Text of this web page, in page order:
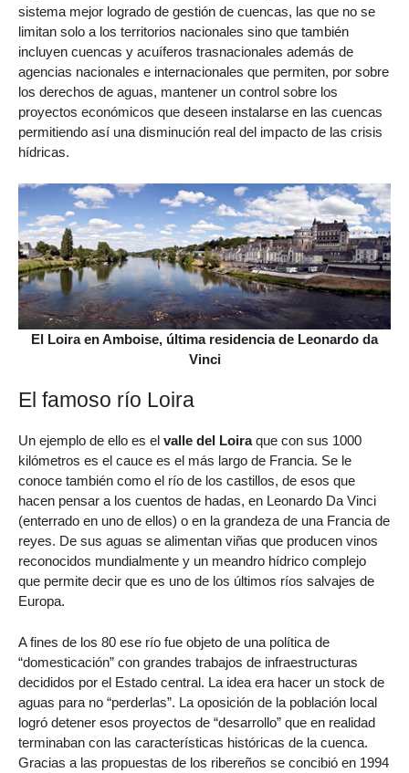
sistema mejor logrado de gestión de cuencas, las que no se
limitan solo a los territorios nacionales sino que también
incluyen cuencas y acuíferos trasnacionales además de
agencias nacionales e internacionales que permiten, por sobre
los derechos de aguas, mantener un control sobre los
proyectos económicos que deseen instalarse en las cuencas
permitiendo así una disminución real del impacto de las crisis
hídricas.
El Loira en Amboise, última residencia de Leonardo da
Vinci
El famoso río Loira
Un ejemplo de ello es el valle del Loiraque con sus 1000
kilómetros es el cauce es el más largo de Francia. Se le
conoce también como el río de los castillos, de esos que
hacen pensar a los cuentos de hadas, en Leonardo Da Vinci
(enterrado en uno de ellos) o en la grandeza de una Francia de
reyes. De sus aguas se alimentan viñas que producen vinos
reconocidos mundialmente y un meandro hídrico complejo
que permite decir que es uno de los últimos ríos salvajes de
Europa.
A fines de los 80 ese río fue objeto de una política de
“domesticación” con grandes trabajos de infraestructuras
decididos por el Estado central. La idea era hacer un stock de
aguas para no “perderlas”. La oposición de la población local
logró detener esos proyectos de “desarrollo” que en realidad
terminaban con las características históricas de la cuenca.
Gracias a las propuestas de los ribereños se concibió en 1994